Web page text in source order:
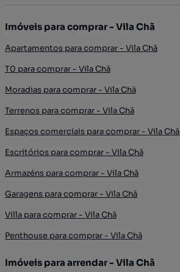
Imóveis para comprar - Vila Chã
Apartamentos para comprar - Vila Chã
T0 para comprar - Vila Chã
Moradias para comprar - Vila Chã
Terrenos para comprar - Vila Chã
Espaços comerciais para comprar - Vila Chã
Escritórios para comprar - Vila Chã
Armazéns para comprar - Vila Chã
Garagens para comprar - Vila Chã
Villa para comprar - Vila Chã
Penthouse para comprar - Vila Chã
Imóveis para arrendar - Vila Chã